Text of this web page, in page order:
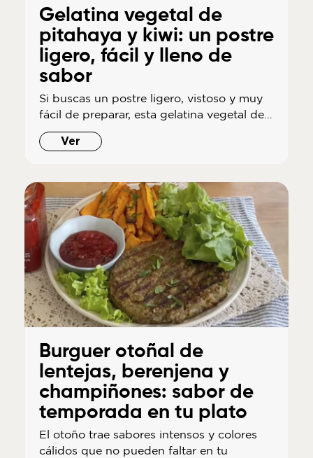
Gelatina vegetal de
pitahaya y kiwi: un postre
ligero, fácil y lleno de
sabor
Si buscas un postre ligero, vistoso y muy
fácil de preparar, esta gelatina vegetal de…
Ver
Burguer otoñal de
lentejas, berenjena y
champiñones: sabor de
temporada en tu plato
El otoño trae sabores intensos y colores
cálidos que no pueden faltar en tu